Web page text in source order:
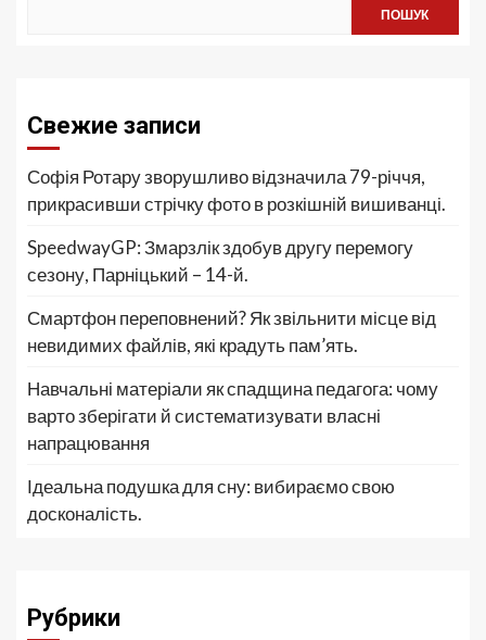
ПОШУК
Свежие записи
Софія Ротару зворушливо відзначила 79-річчя,
прикрасивши стрічку фото в розкішній вишиванці.
SpeedwayGP: Змарзлік здобув другу перемогу
сезону, Парніцький – 14-й.
Смартфон переповнений? Як звільнити місце від
невидимих файлів, які крадуть пам’ять.
Навчальні матеріали як спадщина педагога: чому
варто зберігати й систематизувати власні
напрацювання
Ідеальна подушка для сну: вибираємо свою
досконалість.
Рубрики